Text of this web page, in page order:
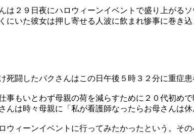
２９日夜にハロウィーンイベントで盛り上がる
いた彼女は押し寄せる人波に飲まれ惨事に巻き込
闘したパクさんはこの日午後５時３２分に重症患
もいとわず母親の荷を減らすために２０代初め
は時々母親に「私が看護師なったらお母さんは休
ィーンイベントに行ってみたかったという。そ